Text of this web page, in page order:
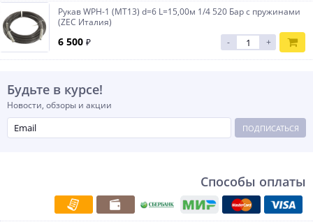
Рукав WPH-1 (МТ13) d=6 L=15,00м 1/4 520 Бар с пружинами
(ZEC Италия)
6 500 ₽ - +
Будьте в курсе!
Новости, обзоры и акции
ПОДПИСАТЬСЯ
Способы оплаты